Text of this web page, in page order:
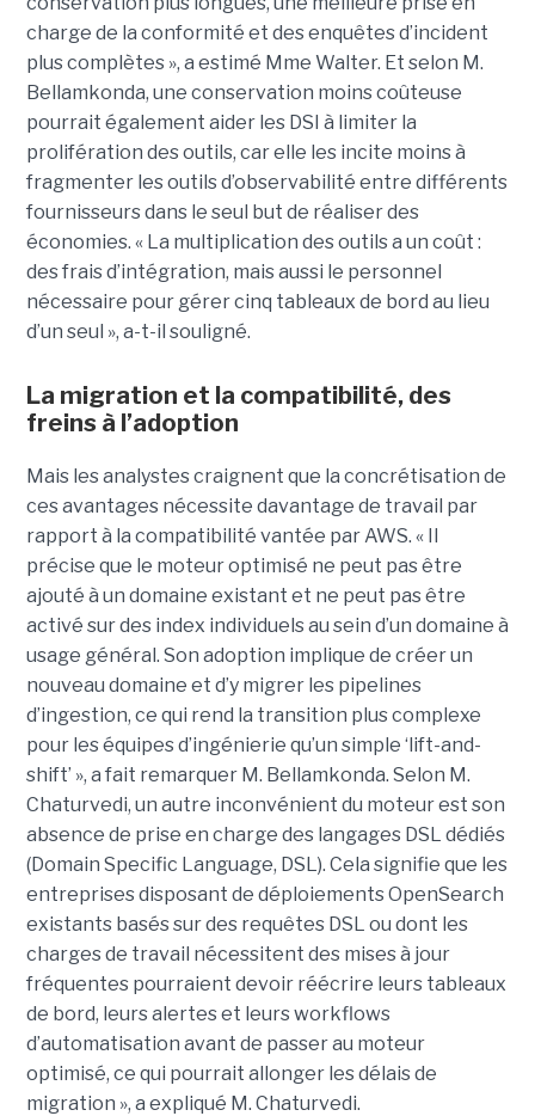
charge de la conformité et des enquêtes d’incident
plus complètes », a estimé Mme Walter. Et selon M.
Bellamkonda, une conservation moins coûteuse
pourrait également aider les DSI à limiter la
prolifération des outils, car elle les incite moins à
fragmenter les outils d’observabilité entre différents
fournisseurs dans le seul but de réaliser des
économies. « La multiplication des outils a un coût :
des frais d’intégration, mais aussi le personnel
nécessaire pour gérer cinq tableaux de bord au lieu
d’un seul », a-t-il souligné.
La migration et la compatibilité, des
freins à l’adoption
Mais les analystes craignent que la concrétisation de
ces avantages nécessite davantage de travail par
rapport à la compatibilité vantée par AWS. « Il
précise que le moteur optimisé ne peut pas être
ajouté à un domaine existant et ne peut pas être
activé sur des index individuels au sein d’un domaine à
usage général. Son adoption implique de créer un
nouveau domaine et d’y migrer les pipelines
d’ingestion, ce qui rend la transition plus complexe
pour les équipes d’ingénierie qu’un simple ‘lift-and-
shift’ », a fait remarquer M. Bellamkonda. Selon M.
Chaturvedi, un autre inconvénient du moteur est son
absence de prise en charge des langages DSL dédiés
(Domain Specific Language, DSL). Cela signifie que les
entreprises disposant de déploiements OpenSearch
existants basés sur des requêtes DSL ou dont les
charges de travail nécessitent des mises à jour
fréquentes pourraient devoir réécrire leurs tableaux
de bord, leurs alertes et leurs workflows
d’automatisation avant de passer au moteur
optimisé, ce qui pourrait allonger les délais de
migration », a expliqué M. Chaturvedi.